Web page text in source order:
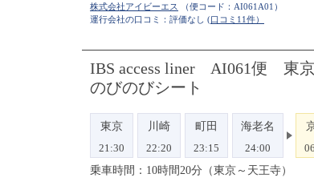
（便コード： AI061A01 ）
運行会社の口コミ：評価なし (口コミ11件）
IBS access liner AI061便 東
のびのびシート
東京
21:30
川崎
22:20
町田
23:15
海老名
24:00
乗車時間：10時間20分（東京～天王寺）